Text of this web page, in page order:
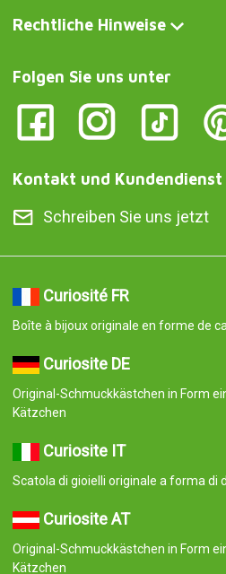
Rechtliche Hinweise
Folgen Sie uns unter
Kontakt und Kundendienst
Schreiben Sie uns jetzt
Curiosité FR
Boîte à bijoux originale en forme de
Curiosite DE
Original-Schmuckkästchen in Form
Kätzchen
Curiosite IT
Scatola di gioielli originale a forma di
Curiosite AT
Original-Schmuckkästchen in Form
Kätzchen